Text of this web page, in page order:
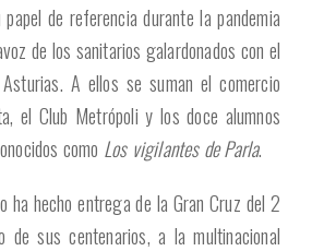
de referencia durante la pandemia
de los sanitarios galardonados con el
A ellos se suman el comercio
el Club Metrópoli y los doce alumnos
como Los vigilantes de Parla.
ha hecho entrega de la Gran Cruz del 2
de sus centenarios, a la multinacional